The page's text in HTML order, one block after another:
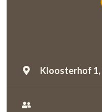
Kloosterhof 1,